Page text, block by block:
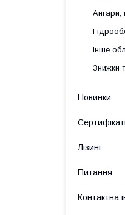
Ангари,
Інше
Знижки
Новинки
Лізинг
Питання
Контактна